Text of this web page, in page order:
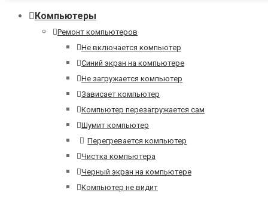
Компьютеры
Ремонт компьютеров
Не включается компьютер
Синий экран на компьютере
Не загружается компьютер
Зависает компьютер
Компьютер перезагружается сам
Шумит компьютер
Перегревается компьютер
Чистка компьютера
Черный экран на компьютере
Компьютер не видит